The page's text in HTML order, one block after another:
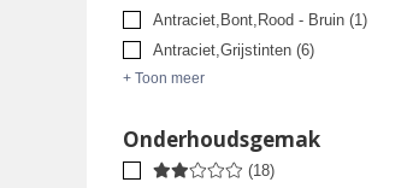
Antraciet,Bont,Rood - Bruin (1)
Antraciet,Grijstinten (6)
+ Toon meer
Onderhoudsgemak
(18)